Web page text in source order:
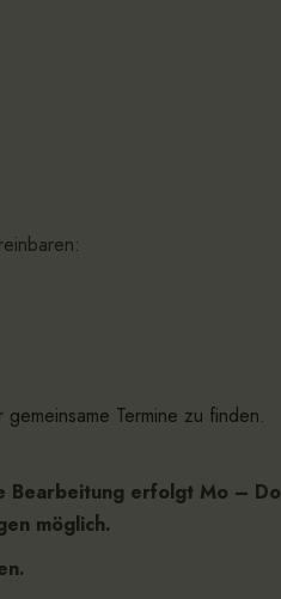
Termine zu finden.
Bearbeitung erfolgt Mo – Do
möglich.